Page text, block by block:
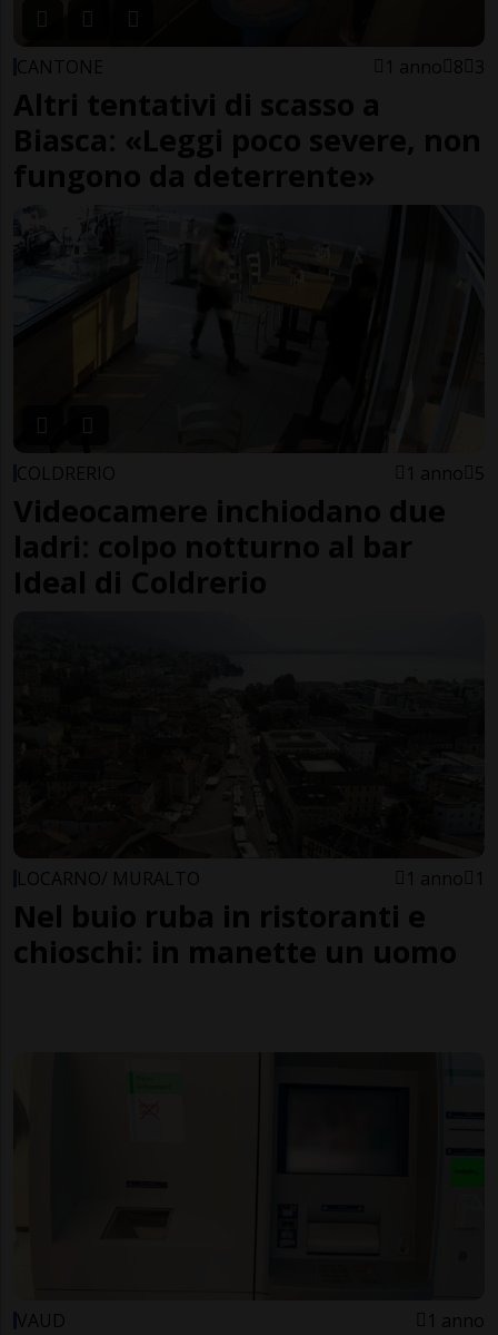
CANTONE 1 anno 8 3
Altri tentativi di scasso a
Biasca: «Leggi poco severe, non
fungono da deterrente»
COLDRERIO 1 anno 5
Videocamere inchiodano due
ladri: colpo notturno al bar
Ideal di Coldrerio
LOCARNO/ MURALTO 1 anno 1
Nel buio ruba in ristoranti e
chioschi: in manette un uomo
VAUD 1 anno